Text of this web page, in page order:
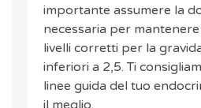
importante assumere la
necessaria per mantenere
livelli corretti per la
inferiori a 2,5. Ti
linee guida del tuo